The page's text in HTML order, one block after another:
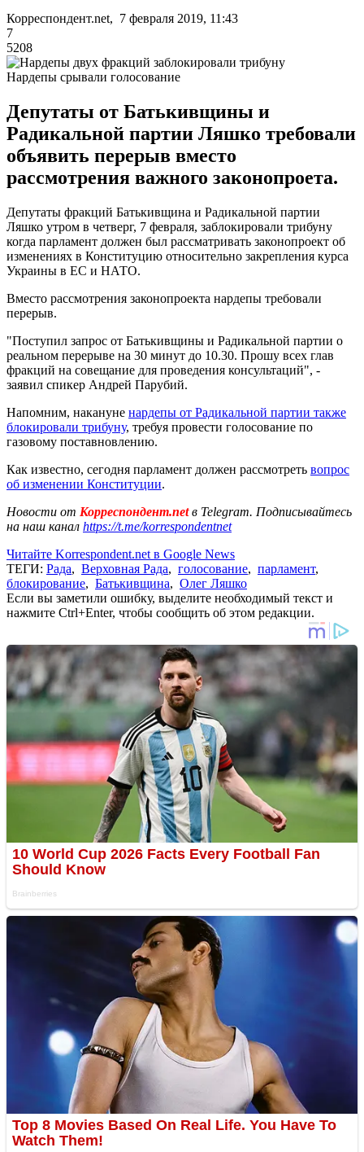
Корреспондент.net, 7 февраля 2019, 11:43
7
5208
Нардепы срывали голосование
Депутаты от Батькивщины и
Радикальной партии Ляшко требовали
объявить перерыв вместо
рассмотрения важного законопроета.
Депутаты фракций Батькивщина и Радикальной партии
Ляшко утром в четверг, 7 февраля, заблокировали трибуну
когда парламент должен был рассматривать законопроект об
изменениях в Конституцию относительно закрепления курса
Украины в ЕС и НАТО.
Вместо рассмотрения законопроекта нардепы требовали
перерыв.
"Поступил запрос от Батькивщины и Радикальной партии о
реальном перерыве на 30 минут до 10.30. Прошу всех глав
фракций на совещание для проведения консультаций", -
заявил спикер Андрей Парубий.
Напомним, накануне нардепы от Радикальной партии также
блокировали трибуну, требуя провести голосование по
газовому поставновлению.
Как известно, сегодня парламент должен рассмотреть вопрос
об изменении Конституции.
Новости от Корреспондент.netв Telegram. Подписывайтесь
на наш канал https://t.me/korrespondentnet
Читайте Korrespondent.net в Google News
ТЕГИ: Рада, Верховная Рада, голосование, парламент,
блокирование, Батькивщина, Олег Ляшко
Если вы заметили ошибку, выделите необходимый текст и
нажмите Ctrl+Enter, чтобы сообщить об этом редакции.